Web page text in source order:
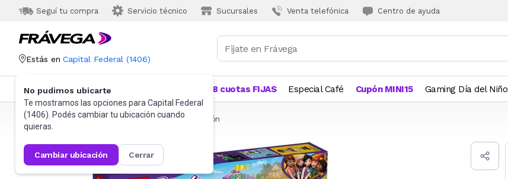
Seguí tu compra Servicio técnico Sucursales Venta telefónica Centro de ayuda
Estás en Capital Federal (1406)
No pudimos ubicarte
Te mostramos las opciones para Capital Federal
(1406). Podés cambiar tu ubicación cuando
quieras.
cambiar ubicación cerrar
Categorías Más Vendidos 18 cuotas FIJAS Especial Café Cupón MINI15 Gaming Día del Niño
Frávega Juguetes y Juegos Bloques y Construcción